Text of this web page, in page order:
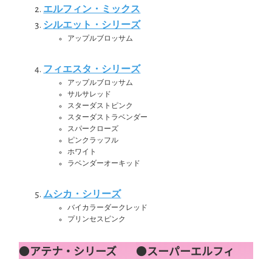
エルフィン・ミックス
シルエット・シリーズ
アップルブロッサム
フィエスタ・シリーズ
アップルブロッサム
サルサレッド
スターダストピンク
スターダストラベンダー
スパークローズ
ピンクラッフル
ホワイト
ラベンダーオーキッド
ムシカ・シリーズ
バイカラーダークレッド
プリンセスピンク
●アテナ・シリーズ ●スーパーエルフィ